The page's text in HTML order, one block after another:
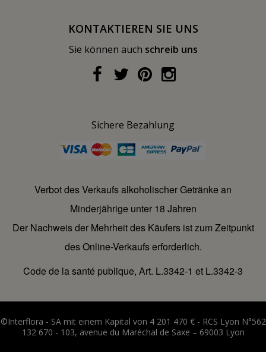
KONTAKTIEREN SIE UNS
Sie können auch schreib uns
Sichere Bezahlung
Verbot des Verkaufs alkoholischer Getränke an
Minderjährige unter 18 Jahren
Der Nachweis der Mehrheit des Käufers ist zum Zeitpunkt
des Online-Verkaufs erforderlich.
Code de la santé publique, Art. L.3342-1 et L.3342-3
©Interflora - SA mit einem Kapital von 4 201 470 € - RCS Lyon N°562
132 670 - 103, avenue du Maréchal de Saxe – 69003 Lyon